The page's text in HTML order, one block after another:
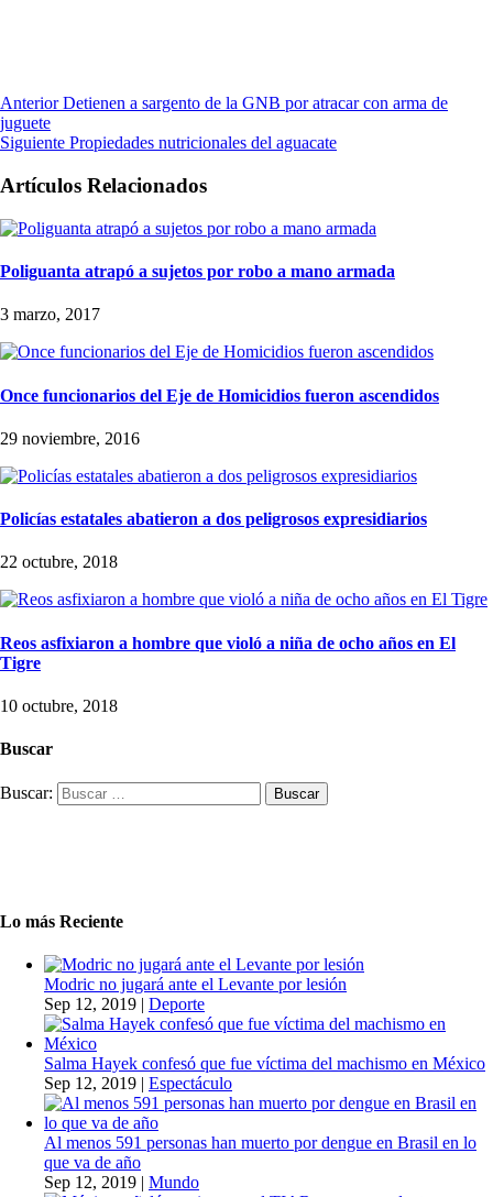
Anterior Detienen a sargento de la GNB por atracar con arma de
juguete
Siguiente Propiedades nutricionales del aguacate
Artículos Relacionados
Poliguanta atrapó a sujetos por robo a mano armada
3 marzo, 2017
Once funcionarios del Eje de Homicidios fueron ascendidos
29 noviembre, 2016
Policías estatales abatieron a dos peligrosos expresidiarios
22 octubre, 2018
Reos asfixiaron a hombre que violó a niña de ocho años en El
Tigre
10 octubre, 2018
Buscar
Buscar:
Lo más Reciente
Modric no jugará ante el Levante por lesión
Sep 12, 2019 | Deporte
Salma Hayek confesó que fue víctima del machismo en México
Sep 12, 2019 | Espectáculo
Al menos 591 personas han muerto por dengue en Brasil en lo
que va de año
Sep 12, 2019 | Mundo